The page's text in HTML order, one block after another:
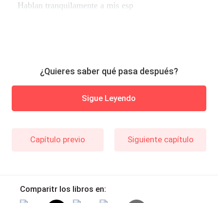
Hablan tranquilamente a mis esp
¿Quieres saber qué pasa después?
Sigue Leyendo
Capítulo previo Siguiente capítulo
Comparitr los libros en: